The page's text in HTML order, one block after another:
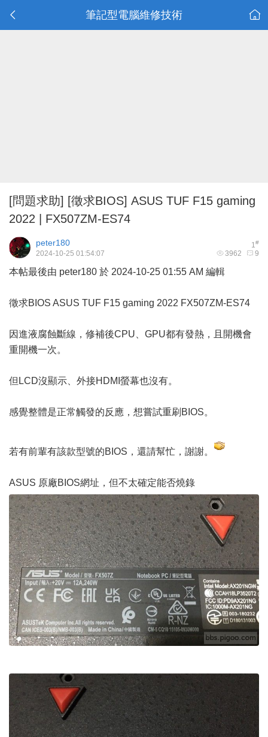
筆記型電腦維修技術
[問題求助] [徵求BIOS] ASUS TUF F15 gaming
2022 | FX507ZM-ES74
1#
peter180
3962 9
2024-10-25 01:54:07
本帖最後由 peter180 於 2024-10-25 01:55 AM 編輯
徵求BIOS ASUS TUF F15 gaming 2022 FX507ZM-ES74
因進液腐蝕斷線，修補後CPU、GPU都有發熱，且開機會
重開機一次。
但LCD沒顯示、外接HDMI螢幕也沒有。
感覺整體是正常觸發的反應，想嘗試重刷BIOS。
若有前輩有該款型號的BIOS，還請幫忙，謝謝。
ASUS 原廠BIOS網址 ，但不太確定能否燒錄